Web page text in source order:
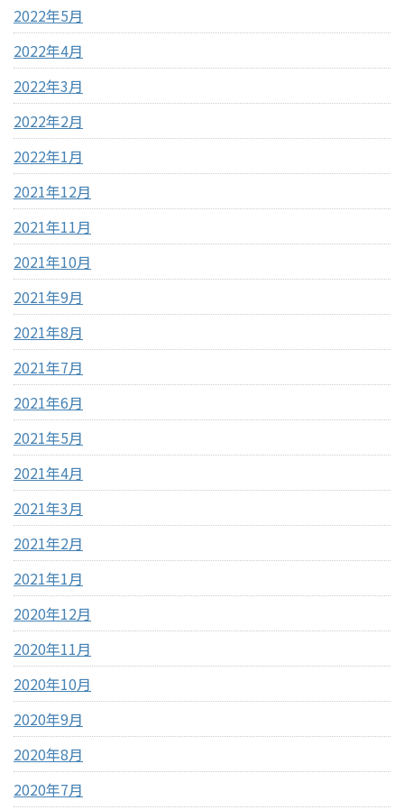
2022年5月
2022年4月
2022年3月
2022年2月
2022年1月
2021年12月
2021年11月
2021年10月
2021年9月
2021年8月
2021年7月
2021年6月
2021年5月
2021年4月
2021年3月
2021年2月
2021年1月
2020年12月
2020年11月
2020年10月
2020年9月
2020年8月
2020年7月